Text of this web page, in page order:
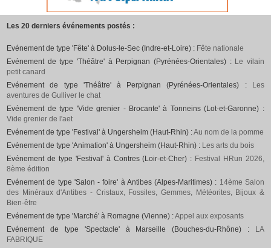
Les 20 derniers événements postés :
Evénement de type 'Fête' à Dolus-le-Sec (Indre-et-Loire) : Fête nationale
Evénement de type 'Théâtre' à Perpignan (Pyrénées-Orientales) : Le vilain
petit canard
Evénement de type 'Théâtre' à Perpignan (Pyrénées-Orientales) :
Les
aventures de Gulliver le chat
Evénement de type 'Vide grenier - Brocante' à Tonneins (Lot-et-Garonne) :
Vide grenier de l'aet
Evénement de type 'Festival' à Ungersheim (Haut-Rhin) :Au nom de la pomme
Evénement de type 'Animation' à Ungersheim (Haut-Rhin) : Les arts du bois
Evénement de type 'Festival' à Contres (Loir-et-Cher) : Festival HRun 2026,
8ème édition
Evénement de type 'Salon - foire' à Antibes (Alpes-Maritimes) : 14ème Salon
des Minéraux d'Antibes - Cristaux, Fossiles, Gemmes, Météorites, Bijoux &
Bien-être
Evénement de type 'Marché' à Romagne (Vienne) :Appel aux exposants
Evénement de type 'Spectacle' à Marseille (Bouches-du-Rhône) :
LA
FABRIQUE